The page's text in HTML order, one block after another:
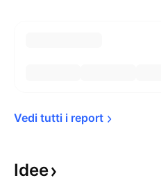
Vedi tutti i report
Idee